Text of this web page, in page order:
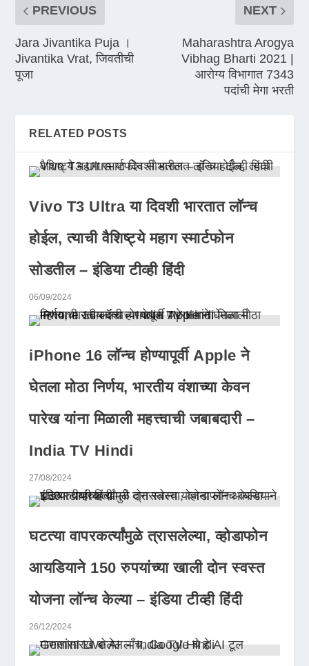
PREVIOUS
Jara Jivantika Puja ।
Jivantika Vrat, जिवतीची
पूजा
NEXT
Maharashtra Arogya
Vibhag Bharti 2021 |
आरोग्य विभागात 7343
पदांची मेगा भरती
RELATED POSTS
Vivo T3 Ultra या दिवशी भारतात लॉन्च
होईल, त्याची वैशिष्ट्ये महाग स्मार्टफोन
सोडतील – इंडिया टीव्ही हिंदी
06/09/2024
iPhone 16 लॉन्च होण्यापूर्वी Apple ने
घेतला मोठा निर्णय, भारतीय वंशाच्या केवन
पारेख यांना मिळाली महत्त्वाची जबाबदारी –
India TV Hindi
27/08/2024
घटत्या वापरकर्त्यांमुळे त्रासलेल्या, व्होडाफोन
आयडियाने 150 रुपयांच्या खाली दोन स्वस्त
योजना लॉन्च केल्या – इंडिया टीव्ही हिंदी
26/12/2024